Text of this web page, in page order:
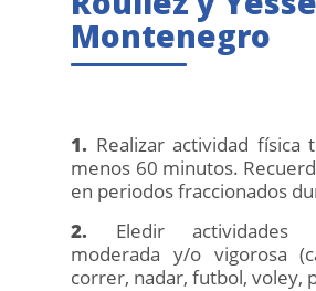
Montenegro
1. Realizar actividad física
menos 60 minutos.
en periodos fraccionados
2. Eledir actividades
moderada y/o vigorosa
correr, nadar, futbol, voley,